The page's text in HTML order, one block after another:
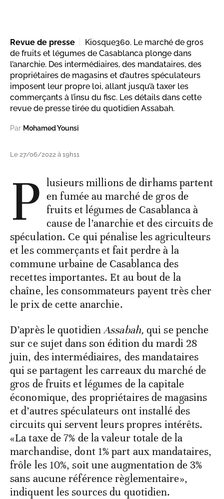
Revue de presse
Kiosque360. Le marché de gros
de fruits et légumes de Casablanca plonge dans
l’anarchie. Des intermédiaires, des mandataires, des
propriétaires de magasins et d’autres spéculateurs
imposent leur propre loi, allant jusqu’à taxer les
commerçants à l’insu du fisc. Les détails dans cette
revue de presse tirée du quotidien Assabah.
Par Mohamed Younsi
Le 27/06/2022 à 19h11
P lusieurs millions de dirhams partent
en fumée au marché de gros de
fruits et légumes de Casablanca à
cause de l’anarchie et des circuits de
spéculation. Ce qui pénalise les agriculteurs
et les commerçants et fait perdre à la
commune urbaine de Casablanca des
recettes importantes. Et au bout de la
chaîne, les consommateurs payent très cher
le prix de cette anarchie.
D’après le quotidienAssabah, qui se penche
sur ce sujet dans son édition du mardi 28
juin, des intermédiaires, des mandataires
qui se partagent les carreaux du marché de
gros de fruits et légumes de la capitale
économique, des propriétaires de magasins
et d’autres spéculateurs ont installé des
circuits qui servent leurs propres intérêts.
«La taxe de 7% de la valeur totale de la
marchandise, dont 1% part aux mandataires,
frôle les 10%, soit une augmentation de 3%
sans aucune référence règlementaire»,
indiquent les sources du quotidien.